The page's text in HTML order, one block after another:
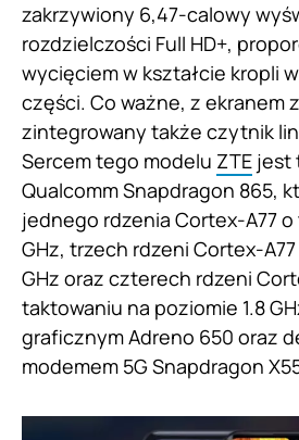
zakrzywiony 6,47-calowy
rozdzielczości Full HD+,
wycięciem w kształcie kropli
części. Co ważne, z ekranem
zintegrowany także czytnik
Sercem tego modelu ZTE jest
Qualcomm Snapdragon 865,
jednego rdzenia Cortex-A77
GHz, trzech rdzeni Cortex-
GHz oraz czterech rdzeni
taktowaniu na poziomie 1.8
graficznym Adreno 650 oraz
modemem 5G Snapdragon